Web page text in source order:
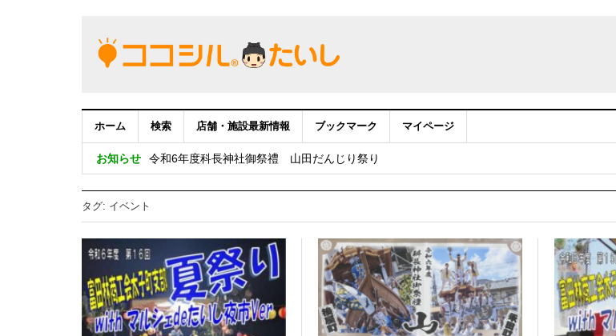
ホーム 検索 店舗・施設最新情報 ブックマーク マイページ
お知らせ
令和６年度 第16回 富田林商工会太子町支部夏祭りwith マルシェdeたいし夜市ver開催！
令和6年度科長神社御祭禮 山田だんじり祭り
令和５年度科長神社御祭禮 山田だんじり祭り
タグ: イベント